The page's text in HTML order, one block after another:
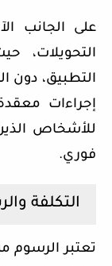
على الجانب
التحويلات،
التطبيق، دون
إجراءات
للأشخاص
فوري.
التكلفة
تعتبر الرسوم